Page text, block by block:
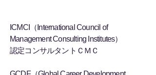
ICMCI（International Council of
Management Consulting Institutes）
認定コンサルタントＣＭＣ